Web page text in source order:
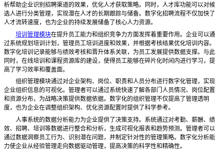
析帮助企业识别招聘渠道的效果，优化人才获取策略。同时，人才库功能可以对候
选人进行分类管理，实现潜在人才的长期跟踪与储备。数字化招聘流程不仅加快了
人才流转速度，也为企业的持续发展储备了核心人力资源。
培训管理模块在提升员工能力和组织竞争力方面发挥着重要作用。企业可以通
过系统规划培训计划，管理员工培训进度和效果，并根据考核结果优化培训内容。
数字化培训记录能够与绩效考核和晋升体系关联，为员工发展提供数据支撑。与此
同时，在线培训和课程资源库的建设，使得员工能够在碎片化时间内进行学习，提
高了学习效率和覆盖面。
组织管理模块通过对企业架构、岗位、职责和人员分布进行数字化管理，实现
企业组织信息的可视化。管理者可以通过系统快速了解各部门人员情况、岗位配置
和资源分布，为战略决策提供数据依据。数字化的组织管理不仅提高了管理透明
度，也为企业在调整组织架构、优化资源配置时提供了科学参考。
人事系统的数据分析能力为企业提供了决策支持。系统通过对考勤、薪酬、绩
效、招聘、培训等数据进行整合和分析，生成可视化报表和趋势预测。管理者可以
通过数据洞察员工行为、识别潜在问题，并制定针对性的管理策略。数字化分析能
力使企业从经验管理走向数据驱动管理，提高决策的科学性和精确性。